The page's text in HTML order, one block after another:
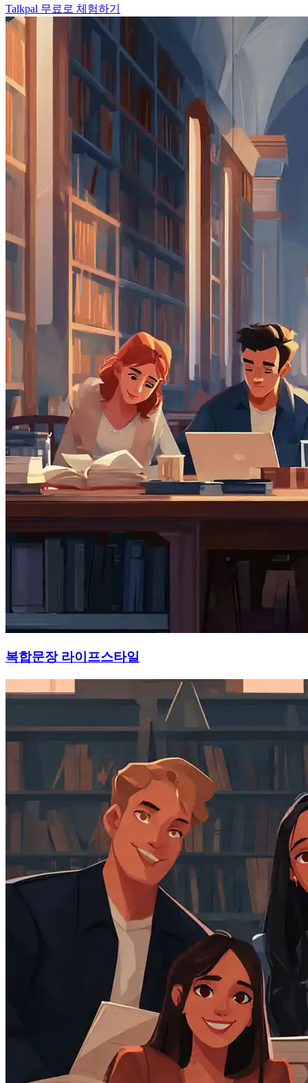
Talkpal 무료로 체험하기
복합문장 라이프스타일